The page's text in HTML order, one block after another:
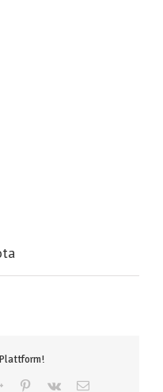
Google+Pinterest
Vk Email